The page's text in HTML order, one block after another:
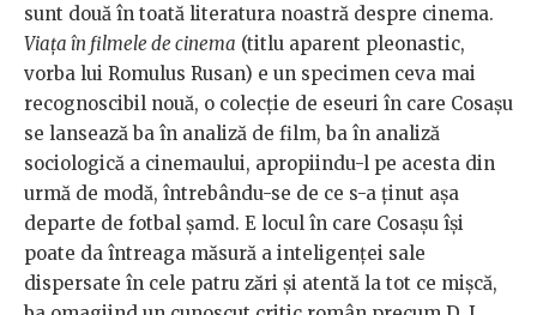
sunt două în toată literatura noastră despre cinema.
Viața în filmele de cinema (titlu aparent pleonastic,
vorba lui Romulus Rusan) e un specimen ceva mai
recognoscibil nouă, o colecție de eseuri în care Cosașu
se lansează ba în analiză de film, ba în analiză
sociologică a cinemaului, apropiindu-l pe acesta din
urmă de modă, întrebându-se de ce s-a ținut așa
departe de fotbal șamd. E locul în care Cosașu își
poate da întreaga măsură a inteligenței sale
dispersate în cele patru zări și atentă la tot ce mișcă,